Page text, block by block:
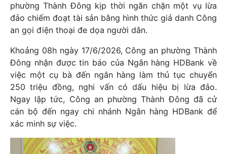
phường Thành Đông kịp thời ngăn chặn một vụ lừa
đảo chiếm đoạt tài sản bằng hình thức giả danh Công
an gọi điện thoại đe dọa người dân.
Khoảng 08h ngày 17/6/2026, Công an phường Thành
Đông nhận được tin báo của Ngân hàng HDBank về
việc một cụ bà đến ngân hàng làm thủ tục chuyển
250 triệu đồng, nghi vấn có dấu hiệu bị lừa đảo.
Ngay lập tức, Công an phường Thành Đông đã cử
cán bộ đến ngay chi nhánh Ngân hàng HDBank để
xác minh sự việc.